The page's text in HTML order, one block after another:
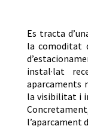
Es tracta
la comoditat
instal·lat
aparcaments
la visibilitat i
l’aparcament